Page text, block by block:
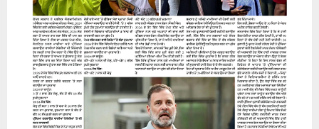
31 July 2026